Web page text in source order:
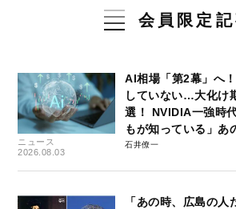
会員限定記
ニュース
2026.08.03
AI相場「第2幕」へ
していない…大化け
選！ NVIDIA一強時
もが知っている」あ
石井僚一
「あの時、広島の